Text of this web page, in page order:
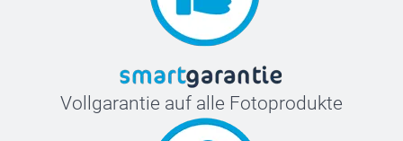
Vollgarantie auf alle Fotoprodukte